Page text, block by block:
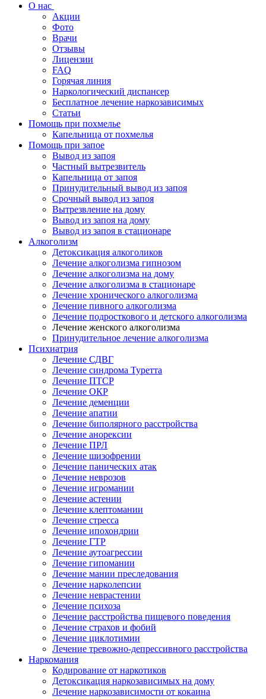
О нас
Акции
Фото
Врачи
Отзывы
Лицензии
FAQ
Горячая линия
Наркологический диспансер
Бесплатное лечение наркозависимых
Статьи
Помощь при похмелье
Капельница от похмелья
Помощь при запое
Вывод из запоя
Частный вытрезвитель
Капельница от запоя
Принудительный вывод из запоя
Срочный вывод из запоя
Вытрезвление на дому
Вывод из запоя на дому
Вывод из запоя в стационаре
Алкоголизм
Детоксикация алкоголиков
Лечение алкоголизма гипнозом
Лечение алкоголизма на дому
Лечение алкоголизма в стационаре
Лечение хронического алкоголизма
Лечение пивного алкоголизма
Лечение подросткового и детского алкоголизма
Лечение женского алкоголизма
Принудительное лечение алкоголизма
Психиатрия
Лечение СДВГ
Лечение синдрома Туретта
Лечение ПТСР
Лечение ОКР
Лечение деменции
Лечение апатии
Лечение биполярного расстройства
Лечение анорексии
Лечение ПРЛ
Лечение шизофрении
Лечение панических атак
Лечение неврозов
Лечение игромании
Лечение астении
Лечение клептомании
Лечение стресса
Лечение ипохондрии
Лечение ГТР
Лечение аутоагрессии
Лечение гипомании
Лечение мании преследования
Лечение нарколепсии
Лечение неврастении
Лечение психоза
Лечение расстройства пищевого поведения
Лечение страхов и фобий
Лечение циклотимии
Лечение тревожно-депрессивного расстройства
Наркомания
Кодирование от наркотиков
Детоксикация наркозависимых на дому
Лечение наркозависимости от кокаина